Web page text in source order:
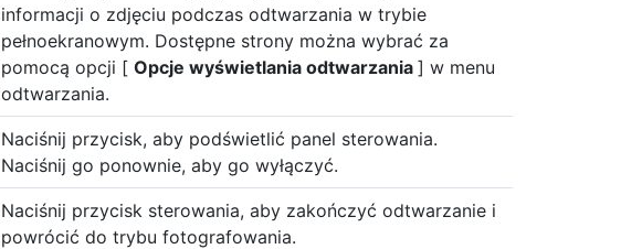
informacji o zdjęciu podczas odtwarzania w trybie
pełnoekranowym. Dostępne strony można wybrać za
pomocą opcji [ Opcje wyświetlania odtwarzania ] w menu
odtwarzania.
Naciśnij przycisk, aby podświetlić panel sterowania.
Naciśnij go ponownie, aby go wyłączyć.
Naciśnij przycisk sterowania, aby zakończyć odtwarzanie i
powrócić do trybu fotografowania.